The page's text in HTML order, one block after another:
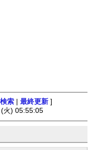
索 最終更新 ]
火) 05:55:05